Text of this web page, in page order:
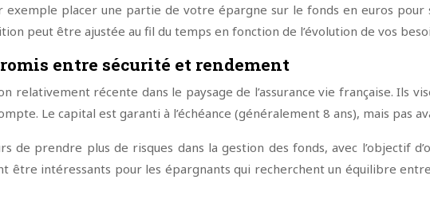
exemple placer une partie de votre épargne sur le fonds en euros
peut être ajustée au fil du temps en fonction de l’évolution de vos
entre sécurité et rendement
relativement récente dans le paysage de l’assurance vie française. Ils
Le capital est garanti à l’échéance (généralement 8 ans), mais pas
de prendre plus de risques dans la gestion des fonds, avec l’objectif
être intéressants pour les épargnants qui recherchent un équilibre